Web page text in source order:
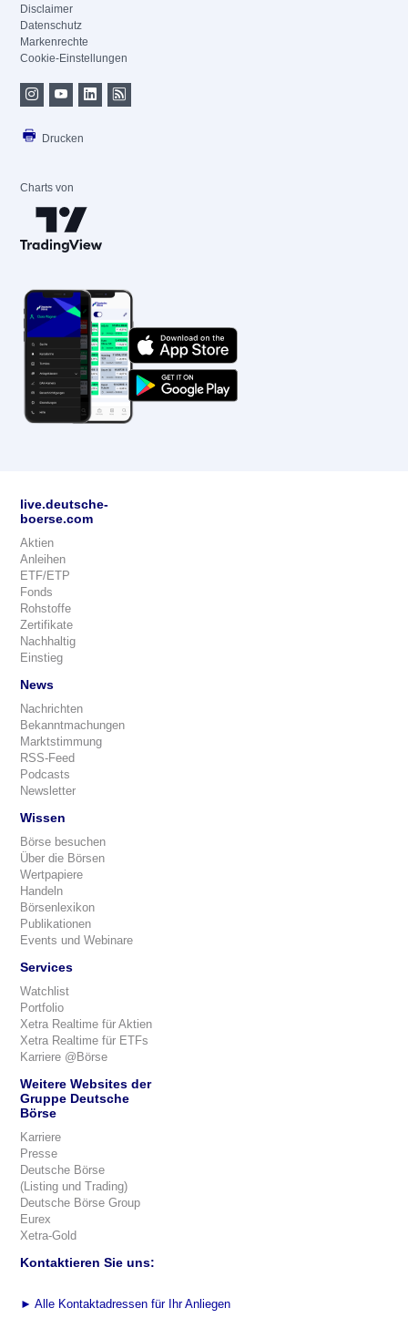
Disclaimer
Datenschutz
Markenrechte
Cookie-Einstellungen
Drucken
Charts von
live.deutsche-
boerse.com
Aktien
Anleihen
ETF/ETP
Fonds
Rohstoffe
Zertifikate
Nachhaltig
Einstieg
News
Nachrichten
Bekanntmachungen
Marktstimmung
RSS-Feed
Podcasts
Newsletter
Wissen
Börse besuchen
Über die Börsen
Wertpapiere
Handeln
Börsenlexikon
Publikationen
Events und Webinare
Services
Watchlist
Portfolio
Xetra Realtime für Aktien
Xetra Realtime für ETFs
Karriere @Börse
Weitere Websites der
Gruppe Deutsche
Börse
Karriere
Presse
Deutsche Börse
(Listing und Trading)
Deutsche Börse Group
Eurex
Xetra-Gold
Kontaktieren Sie uns:
► Alle Kontaktadressen für Ihr Anliegen